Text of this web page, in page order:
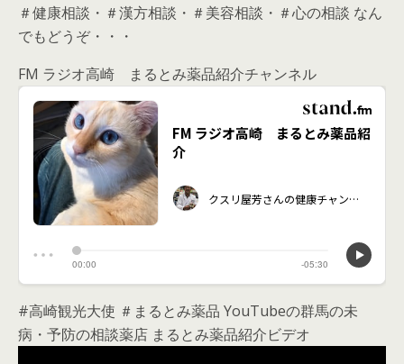
＃健康相談・＃漢方相談・＃美容相談・＃心の相談 なん
でもどうぞ・・・
FM ラジオ高崎 まるとみ薬品紹介チャンネル
#高崎観光大使 ＃まるとみ薬品 YouTubeの群馬の未
病・予防の相談薬店 まるとみ薬品紹介ビデオ